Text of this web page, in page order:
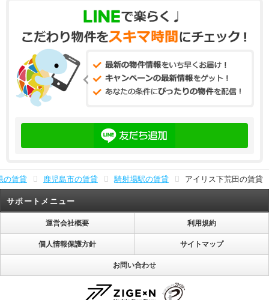
の賃貸 鹿児島市の賃貸 騎射場駅の賃貸 アイリス下荒田の賃貸
サポートメニュー
運営会社概要 利用規約
個人情報保護方針 サイトマップ
お問い合わせ